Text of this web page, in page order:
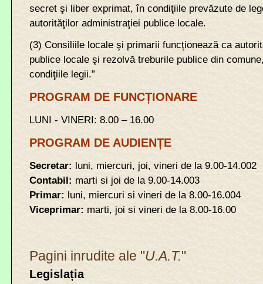
secret şi liber exprimat, în condiţiile prevăzute de
autorităţilor administraţiei publice locale.
(3) Consiliile locale şi primarii funcţionează ca
publice locale şi rezolvă treburile publice din
condiţiile legii.”
PROGRAM DE FUNCȚIONARE
LUNI - VINERI: 8.00 – 16.00
PROGRAM DE AUDIENȚE
Secretar: luni, miercuri, joi, vineri de la 9.00-14.002
Contabil: marti si joi de la 9.00-14.003
Primar: luni, miercuri si vineri de la 8.00-16.004
Viceprimar: marti, joi si vineri de la 8.00-16.00
Pagini inrudite ale "U.A.T."
Legislația